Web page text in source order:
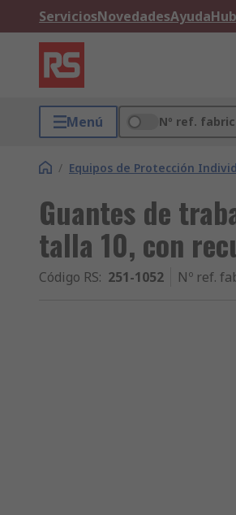
ServiciosNovedadesAyuda
Menú Nº ref.
/ Equipos de Protección
Guantes de
talla 10, con
Código RS: 251-1052 Nº ref.